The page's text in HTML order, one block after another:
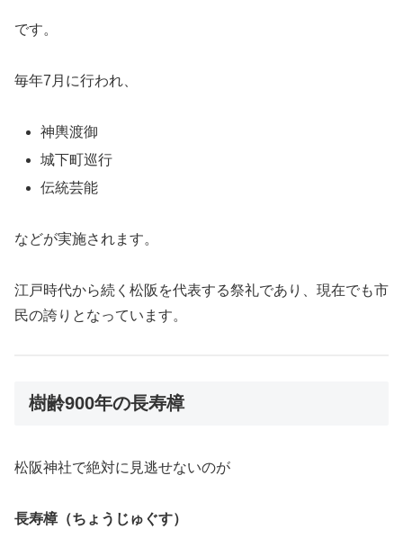
です。
毎年7月に行われ、
神輿渡御
城下町巡行
伝統芸能
などが実施されます。
江戸時代から続く松阪を代表する祭礼であり、現在でも市
民の誇りとなっています。
樹齢900年の長寿樟
松阪神社で絶対に見逃せないのが
長寿樟（ちょうじゅぐす）